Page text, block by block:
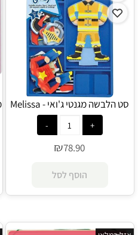
סט הלבשה מגנטי ג'ואי - Melissa
and Doug
₪78.90
הוסף לסל